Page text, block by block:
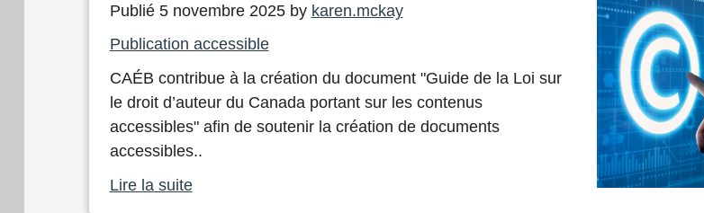
Publié 5 novembre 2025 by karen.mckay
Publication accessible
CAÉB contribue à la création du document "Guide de la Loi sur
le droit d’auteur du Canada portant sur les contenus
accessibles" afin de soutenir la création de documents
accessibles..
Lire la suite